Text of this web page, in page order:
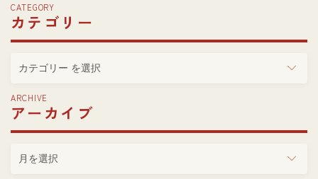
CATEGORY
カテゴリー
テ
ゴ
リ
ー
ARCHIVE
アーカイブ
ア
ー